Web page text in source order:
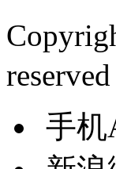
reserved
手机